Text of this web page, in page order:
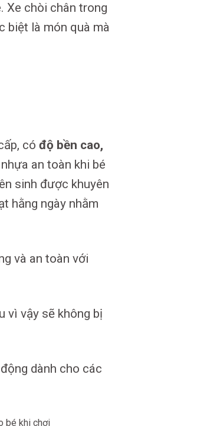
Xe chòi chân trong
biệt là món quà mà
cóđộ bền cao,
an toàn khi bé
sinh được khuyên
hằng ngày nhằm
và an toàn với
vì vậy sẽ không bị
dành cho các